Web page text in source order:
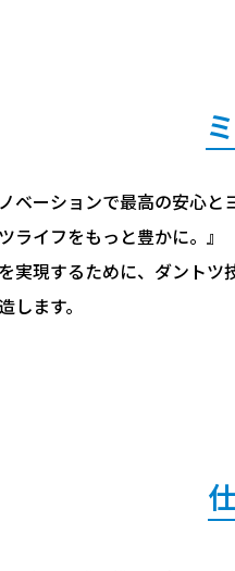
ベーションで最高の安心と
ライフをもっと豊かに。』
実現するために、ダントツ
します。